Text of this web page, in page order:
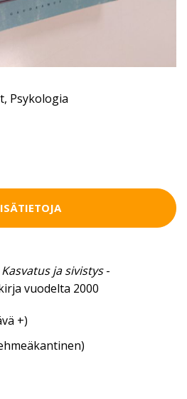
, Psykologia
ja sivistys-
vuodelta 2000
+)